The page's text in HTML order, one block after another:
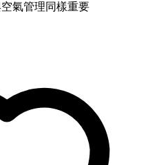
氣管理同樣重要